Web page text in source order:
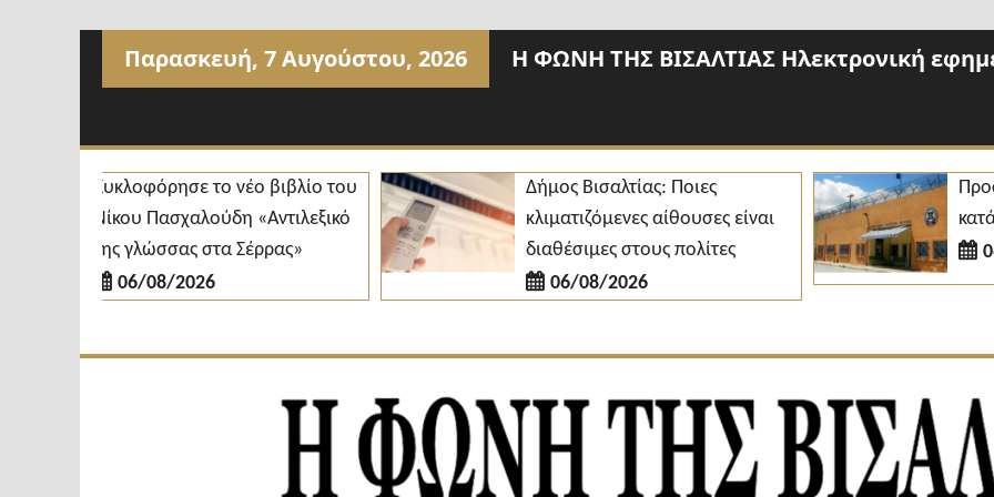
Παρασκευή, 7 Αυγούστου, 2026 Η ΦΩΝΗ ΤΗΣ ΒΙΣΑΛΤΙΑΣ Ηλεκτρονική
Κυκλοφόρησε το νέο βιβλίο του
Νίκου Πασχαλούδη «Αντιλεξικό
της γλώσσας στα Σέρρας»
06/08/2026
Δήμος Βισαλτίας: Ποιες
κλιματιζόμενες αίθουσες είναι
διαθέσιμες στους πολίτες
06/08/2026
06/